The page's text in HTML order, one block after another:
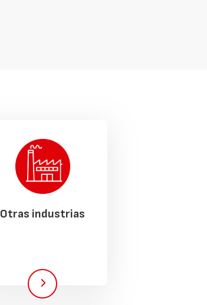
Otras industrias